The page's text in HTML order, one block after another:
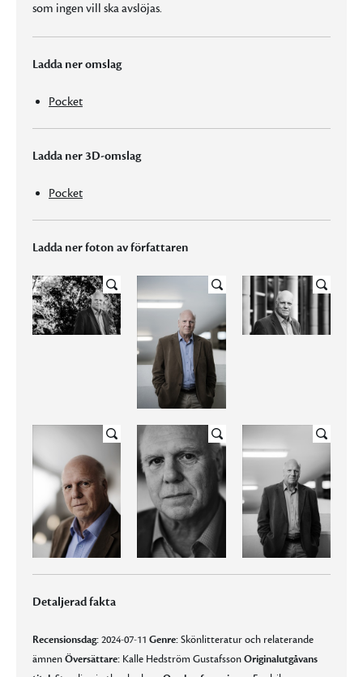
som ingen vill ska avslöjas.
Ladda ner omslag
Pocket
Ladda ner 3D-omslag
Pocket
Ladda ner foton av författaren
Detaljerad fakta
Recensionsdag:2024-07-11 Genre:Skönlitteratur och relaterande
ämnenÖversättare: Kalle Hedström GustafssonOriginalutgåvans